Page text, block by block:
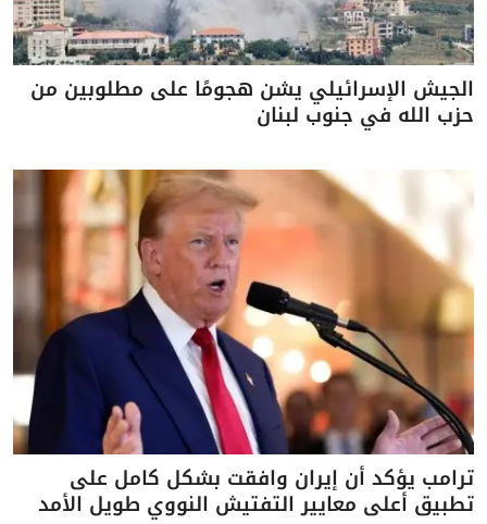
الجيش الإسرائيلي يشن هجومًا على مطلوبين من
حزب الله في جنوب لبنان
ترامب يؤكد أن إيران وافقت بشكل كامل على
تطبيق أعلى معايير التفتيش النووي طويل الأمد